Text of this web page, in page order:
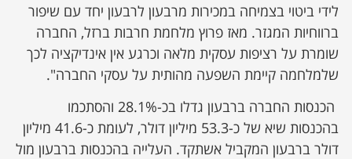
לידי ביטוי בצמיחה במכירות מרבעון לרבעון יחד עם שיפור
ברווחיות המגזר. מאז פרוץ מלחמת חרבות ברזל, החברה
שומרת על רציפות עסקית מלאה וכרגע אין אינדיקציה לכך
שלמלחמה קיימת השפעה מהותית על עסקי החברה".
הכנסות החברה ברבעון גדלו בכ-28.1% והסתכמו
בהכנסות שיא של כ-53.3 מיליון דולר, לעומת כ-41.6 מיליון
דולר ברבעון המקביל אשתקד. העלייה בהכנסות ברבעון מול